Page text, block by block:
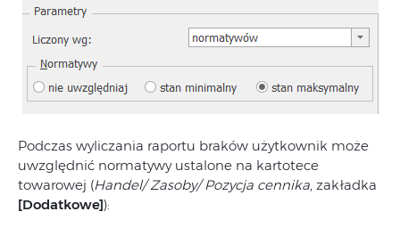
Podczas wyliczania raportu braków użytkownik może
uwzględnić normatywy ustalone na kartotece
towarowej (Handel/ Zasoby/ Pozycja cennika , zakładka
[Dodatkowe]):